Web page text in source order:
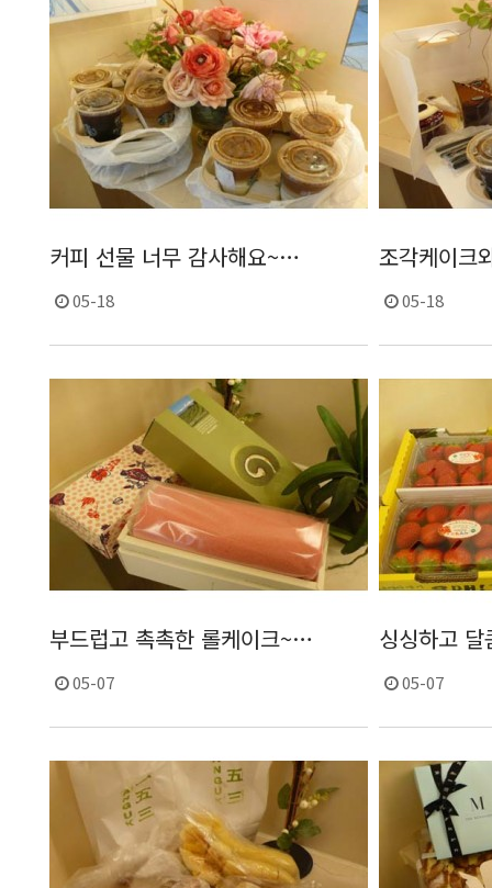
커피 선물 너무 감사해요~…
05-18
조각케이크
05-18
부드럽고 촉촉한 롤케이크~…
05-07
싱싱하고
05-07